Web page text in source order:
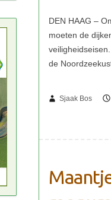
Sjaak Bos